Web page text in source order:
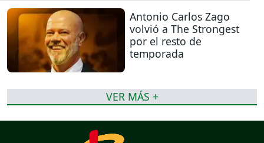
Antonio Carlos Zago
volvió a The Strongest
por el resto de
temporada
VER MÁS +